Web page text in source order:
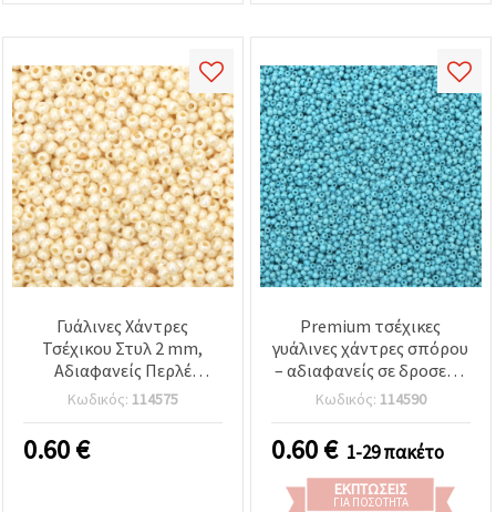
Γυάλινες Χάντρες
Τσέχικου Στυλ 2 mm,
Αδιαφανείς Περλέ
Μπανανοκίτρινες, 15 γρ.
(~2050 τεμ.)
Κωδικός: 114575
0.60€
Premium τσέχικες
γυάλινες χάντρες σπόρου
– αδιαφανείς σε δροσερό
μπλε, 2 mm, 15 g (~2050
τμχ), ιδανικές για κομψά
κολιέ, νυφικά κοσμήματα
& λεπτοδουλεμένο
κέντημα
Κωδικός: 114590
0.60€ 1-29 πακέτο
ΕΚΠΤΏΣΕΙΣ
ΓΙΑ ΠΟΣΌΤΗΤΑ